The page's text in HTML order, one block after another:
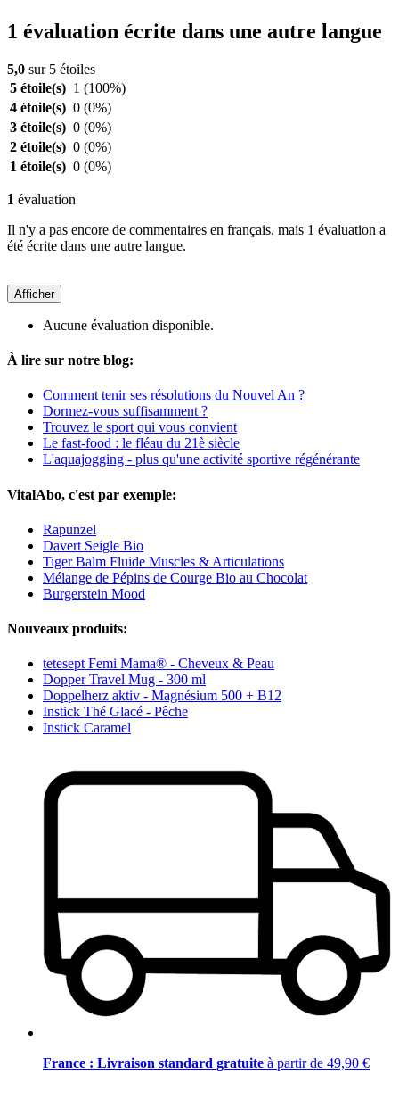
1 évaluation écrite dans une autre langue
5,0 sur 5 étoiles
5 étoile(s) 1 (100%)
4 étoile(s) 0 (0%)
3 étoile(s) 0 (0%)
2 étoile(s) 0 (0%)
1 étoile(s) 0 (0%)
1 évaluation
Il n'y a pas encore de commentaires en français, mais 1 évaluation a
été écrite dans une autre langue.
Afficher
Aucune évaluation disponible.
À lire sur notre blog:
Comment tenir ses résolutions du Nouvel An ?
Dormez-vous suffisamment ?
Trouvez le sport qui vous convient
Le fast-food : le fléau du 21è siècle
L'aquajogging - plus qu'une activité sportive régénérante
VitalAbo, c'est par exemple:
Rapunzel
Davert Seigle Bio
Tiger Balm Fluide Muscles & Articulations
Mélange de Pépins de Courge Bio au Chocolat
Burgerstein Mood
Nouveaux produits:
tetesept Femi Mama® - Cheveux & Peau
Dopper Travel Mug - 300 ml
Doppelherz aktiv - Magnésium 500 + B12
Instick Thé Glacé - Pêche
Instick Caramel
France : Livraison standard gratuite à partir de 49,90 €